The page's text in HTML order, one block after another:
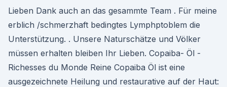
Lieben Dank auch an das gesammte Team . Für meine
erblich /schmerzhaft bedingtes Lymphptoblem die
Unterstützung. . Unsere Naturschätze und Völker
müssen erhalten bleiben Ihr Lieben. Copaiba- Öl -
Richesses du Monde Reine Copaiba Öl ist eine
ausgezeichnete Heilung und restaurative auf der Haut: